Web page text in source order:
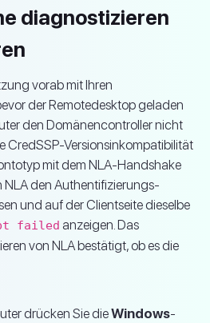
diagnostizieren
vorab mit Ihren
der Remotedesktop geladen
den Domänencontroller nicht
CredSSP-Versionsinkompatibilität
mit dem NLA-Handshake
den Authentifizierungs-
und auf der Clientseite dieselbe
failed anzeigen. Das
von NLA bestätigt, ob es die
drücken Sie dieWindows-